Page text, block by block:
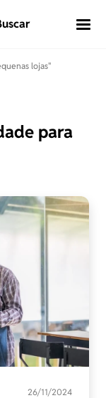
lojas"
para
26/11/2024